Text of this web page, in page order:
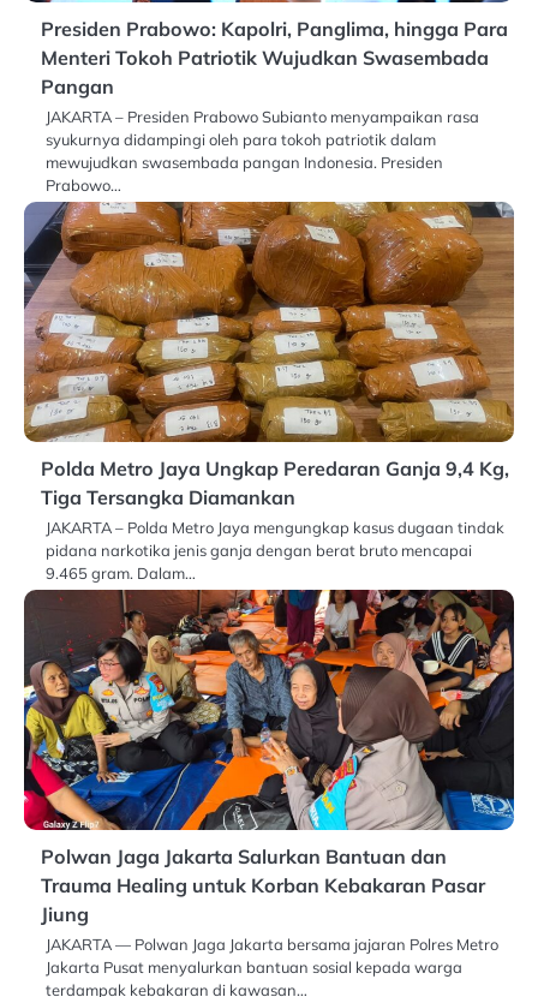
Presiden Prabowo: Kapolri, Panglima, hingga Para
Menteri Tokoh Patriotik Wujudkan Swasembada
Pangan
JAKARTA – Presiden Prabowo Subianto menyampaikan rasa
syukurnya didampingi oleh para tokoh patriotik dalam
mewujudkan swasembada pangan Indonesia. Presiden
Prabowo…
Polda Metro Jaya Ungkap Peredaran Ganja 9,4 Kg,
Tiga Tersangka Diamankan
JAKARTA – Polda Metro Jaya mengungkap kasus dugaan tindak
pidana narkotika jenis ganja dengan berat bruto mencapai
9.465 gram. Dalam…
Polwan Jaga Jakarta Salurkan Bantuan dan
Trauma Healing untuk Korban Kebakaran Pasar
Jiung
JAKARTA — Polwan Jaga Jakarta bersama jajaran Polres Metro
Jakarta Pusat menyalurkan bantuan sosial kepada warga
terdampak kebakaran di kawasan…